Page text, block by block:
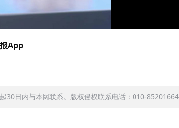
App
30日内与本网联系。版权侵权联系电话：010-85201664